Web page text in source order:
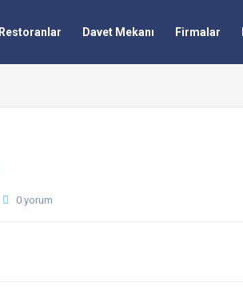
Restoranlar Davet Mekanı Firmalar
0 yorum